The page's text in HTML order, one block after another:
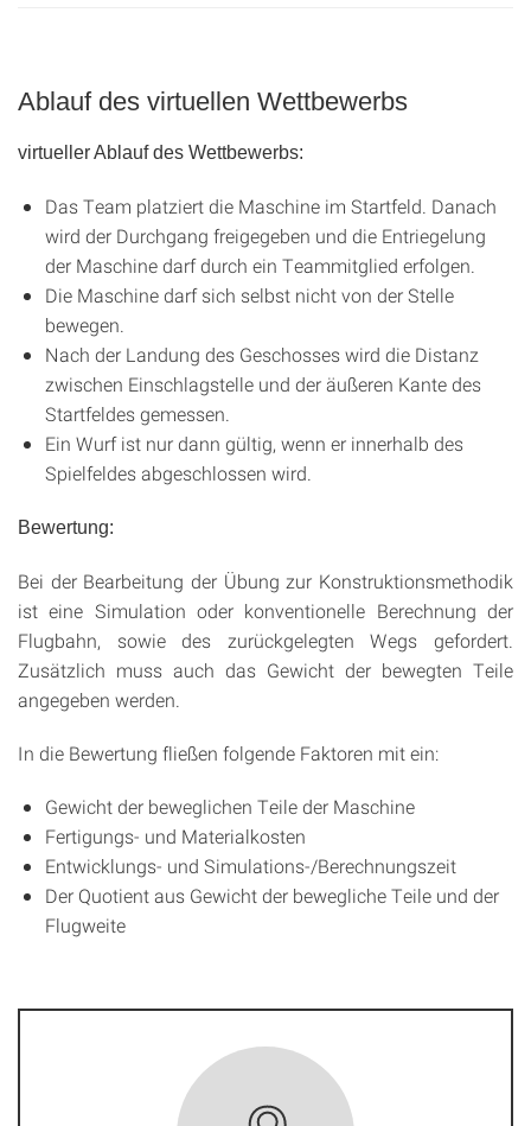
Ablauf des virtuellen Wettbewerbs
virtueller Ablauf des Wettbewerbs:
Das Team platziert die Maschine im Startfeld. Danach
wird der Durchgang freigegeben und die Entriegelung
der Maschine darf durch ein Teammitglied erfolgen.
Die Maschine darf sich selbst nicht von der Stelle
bewegen.
Nach der Landung des Geschosses wird die Distanz
zwischen Einschlagstelle und der äußeren Kante des
Startfeldes gemessen.
Ein Wurf ist nur dann gültig, wenn er innerhalb des
Spielfeldes abgeschlossen wird.
Bewertung:
Bei der Bearbeitung der Übung zur Konstruktionsmethodik
ist eine Simulation oder konventionelle Berechnung der
Flugbahn, sowie des zurückgelegten Wegs gefordert.
Zusätzlich muss auch das Gewicht der bewegten Teile
ange­geben werden.
In die Bewertung fließen folgende Faktoren mit ein:
Gewicht der beweglichen Teile der Maschine
Fertigungs- und Materialkosten
Entwicklungs- und Simulations-/Berechnungszeit
Der Quotient aus Gewicht der bewegliche Teile und der
Flugweite